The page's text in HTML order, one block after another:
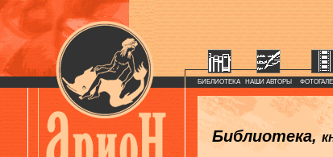
БИБЛИОТЕКА НАШИ АВТОРЫ
Библиотека,